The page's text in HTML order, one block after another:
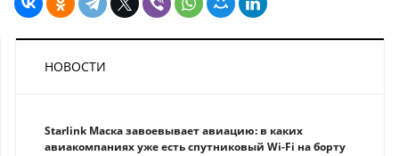
НОВОСТИ
Starlink Маска завоевывает авиацию: в каких
авиакомпаниях уже есть спутниковый Wi-Fi на борту